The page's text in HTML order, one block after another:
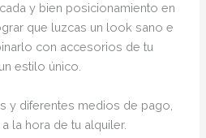
y bien posicionamiento en
que luzcas un look sano e
con accesorios de tu
estilo único.
y diferentes medios de pago,
la hora de tu alquiler.